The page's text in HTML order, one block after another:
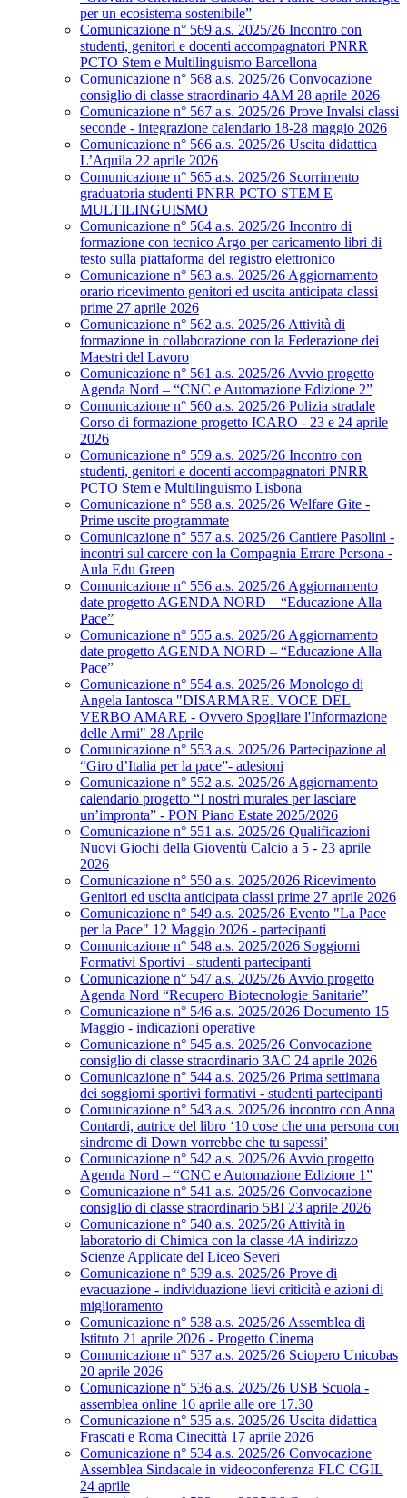
per un ecosistema sostenibile”
Comunicazione n° 569 a.s. 2025/26 Incontro con
studenti, genitori e docenti accompagnatori PNRR
PCTO Stem e Multilinguismo Barcellona
Comunicazione n° 568 a.s. 2025/26 Convocazione
consiglio di classe straordinario 4AM 28 aprile 2026
Comunicazione n° 567 a.s. 2025/26 Prove Invalsi classi
seconde - integrazione calendario 18-28 maggio 2026
Comunicazione n° 566 a.s. 2025/26 Uscita didattica
L’Aquila 22 aprile 2026
Comunicazione n° 565 a.s. 2025/26 Scorrimento
graduatoria studenti PNRR PCTO STEM E
MULTILINGUISMO
Comunicazione n° 564 a.s. 2025/26 Incontro di
formazione con tecnico Argo per caricamento libri di
testo sulla piattaforma del registro elettronico
Comunicazione n° 563 a.s. 2025/26 Aggiornamento
orario ricevimento genitori ed uscita anticipata classi
prime 27 aprile 2026
Comunicazione n° 562 a.s. 2025/26 Attività di
formazione in collaborazione con la Federazione dei
Maestri del Lavoro
Comunicazione n° 561 a.s. 2025/26 Avvio progetto
Agenda Nord – “CNC e Automazione Edizione 2”
Comunicazione n° 560 a.s. 2025/26 Polizia stradale
Corso di formazione progetto ICARO - 23 e 24 aprile
2026
Comunicazione n° 559 a.s. 2025/26 Incontro con
studenti, genitori e docenti accompagnatori PNRR
PCTO Stem e Multilinguismo Lisbona
Comunicazione n° 558 a.s. 2025/26 Welfare Gite -
Prime uscite programmate
Comunicazione n° 557 a.s. 2025/26 Cantiere Pasolini -
incontri sul carcere con la Compagnia Errare Persona -
Aula Edu Green
Comunicazione n° 556 a.s. 2025/26 Aggiornamento
date progetto AGENDA NORD – “Educazione Alla
Pace”
Comunicazione n° 555 a.s. 2025/26 Aggiornamento
date progetto AGENDA NORD – “Educazione Alla
Pace”
Comunicazione n° 554 a.s. 2025/26 Monologo di
Angela Iantosca "DISARMARE. VOCE DEL
VERBO AMARE - Ovvero Spogliare l'Informazione
delle Armi" 28 Aprile
Comunicazione n° 553 a.s. 2025/26 Partecipazione al
“Giro d’Italia per la pace”- adesioni
Comunicazione n° 552 a.s. 2025/26 Aggiornamento
calendario progetto “I nostri murales per lasciare
un’impronta” - PON Piano Estate 2025/2026
Comunicazione n° 551 a.s. 2025/26 Qualificazioni
Nuovi Giochi della Gioventù Calcio a 5 - 23 aprile
2026
Comunicazione n° 550 a.s. 2025/2026 Ricevimento
Genitori ed uscita anticipata classi prime 27 aprile 2026
Comunicazione n° 549 a.s. 2025/26 Evento "La Pace
per la Pace" 12 Maggio 2026 - partecipanti
Comunicazione n° 548 a.s. 2025/2026 Soggiorni
Formativi Sportivi - studenti partecipanti
Comunicazione n° 547 a.s. 2025/26 Avvio progetto
Agenda Nord “Recupero Biotecnologie Sanitarie”
Comunicazione n° 546 a.s. 2025/2026 Documento 15
Maggio - indicazioni operative
Comunicazione n° 545 a.s. 2025/26 Convocazione
consiglio di classe straordinario 3AC 24 aprile 2026
Comunicazione n° 544 a.s. 2025/26 Prima settimana
dei soggiorni sportivi formativi - studenti partecipanti
Comunicazione n° 543 a.s. 2025/26 incontro con Anna
Contardi, autrice del libro ‘10 cose che una persona con
sindrome di Down vorrebbe che tu sapessi’
Comunicazione n° 542 a.s. 2025/26 Avvio progetto
Agenda Nord – “CNC e Automazione Edizione 1”
Comunicazione n° 541 a.s. 2025/26 Convocazione
consiglio di classe straordinario 5BI 23 aprile 2026
Comunicazione n° 540 a.s. 2025/26 Attività in
laboratorio di Chimica con la classe 4A indirizzo
Scienze Applicate del Liceo Severi
Comunicazione n° 539 a.s. 2025/26 Prove di
evacuazione - individuazione lievi criticità e azioni di
miglioramento
Comunicazione n° 538 a.s. 2025/26 Assemblea di
Istituto 21 aprile 2026 - Progetto Cinema
Comunicazione n° 537 a.s. 2025/26 Sciopero Unicobas
20 aprile 2026
Comunicazione n° 536 a.s. 2025/26 USB Scuola -
assemblea online 16 aprile alle ore 17.30
Comunicazione n° 535 a.s. 2025/26 Uscita didattica
Frascati e Roma Cinecittà 17 aprile 2026
Comunicazione n° 534 a.s. 2025/26 Convocazione
Assemblea Sindacale in videoconferenza FLC CGIL
24 aprile